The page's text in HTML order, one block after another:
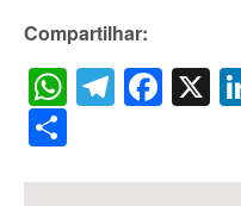
Compartilhar:
X